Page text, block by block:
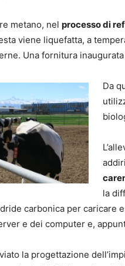
metano, nel processo di
viene liquefatta, a
Una fornitura inaugurata
Da
la
carbonica per
e dei computer e,
la progettazione